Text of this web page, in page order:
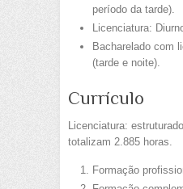
período da tarde).
Licenciatura:
Bacharelado com
(tarde e noite).
Currículo
Licenciatura:
totalizam 2.885 horas.
Formação